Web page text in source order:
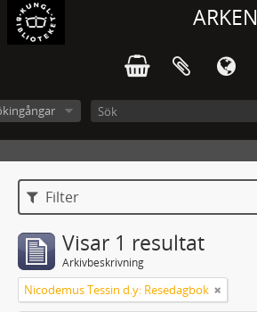
ARKEN
Filter
Visar 1 resultat
Arkivbeskrivning
Nicodemus Tessin d.y: Resedagbok